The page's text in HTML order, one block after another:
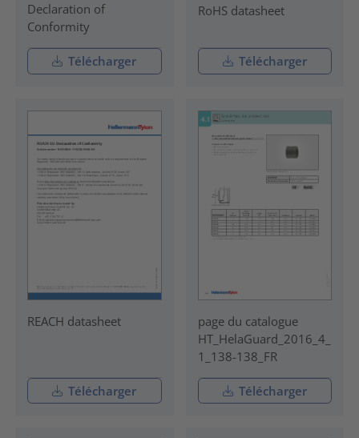
Declaration of
Conformity
Télécharger
RoHS datasheet
Télécharger
REACH datasheet
Télécharger
page du catalogue
HT_HelaGuard_2016_4_
1_138-138_FR
Télécharger